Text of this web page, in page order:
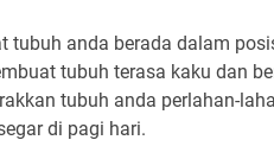
tubuh anda berada dalam
tubuh terasa kaku dan
tubuh anda perlahan-
di pagi hari.